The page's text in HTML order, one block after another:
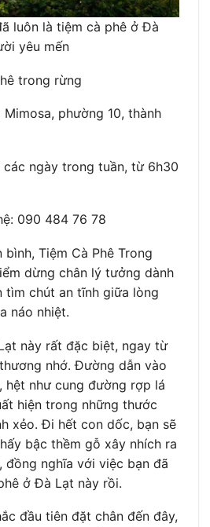
luôn là tiệm cà phê ở Đà
yêu mến
trong rừng
Mimosa, phường 10, thành
ngày trong tuần, từ 6h30
090 484 76 78
Tiệm Cà Phê Trong
dừng chân lý tưởng dành
tìm chút an tĩnh giữa lòng
náo nhiệt.
này rất đặc biệt, ngay từ
nhớ. Đường dẫn vào
hệt như cung đường rợp lá
hiện trong những thước
xẻo. Đi hết con dốc, bạn sẽ
bậc thềm gỗ xây nhích ra
đồng nghĩa với việc bạn đã
ở Đà Lạt này rồi.
đầu tiên đặt chân đến đây,